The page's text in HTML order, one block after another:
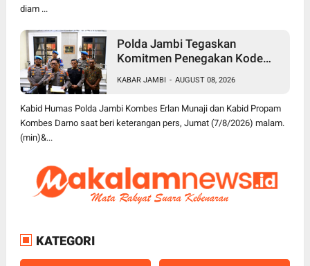
diam ...
Polda Jambi Tegaskan
Komitmen Penegakan Kode
Transparan, 5 Anggota Polri
Disanksi PTDH
KABAR JAMBI - AUGUST 08, 2026
Kabid Humas Polda Jambi Kombes Erlan Munaji dan Kabid Propam
Kombes Darno saat beri keterangan pers, Jumat (7/8/2026) malam.
(min)&...
KATEGORI